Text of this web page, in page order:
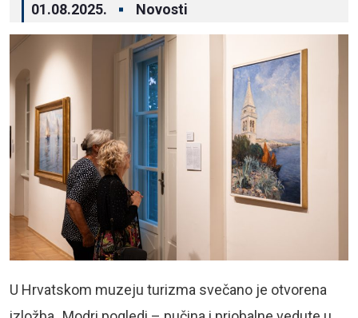
01.08.2025. Novosti
U Hrvatskom muzeju turizma svečano je otvorena